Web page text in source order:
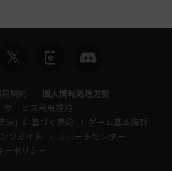
規約
個人情報処理方針
サービス利用規約
法」に基づく表記
ゲーム基本情報
ツガイド
サポートセンター
ーポリシー